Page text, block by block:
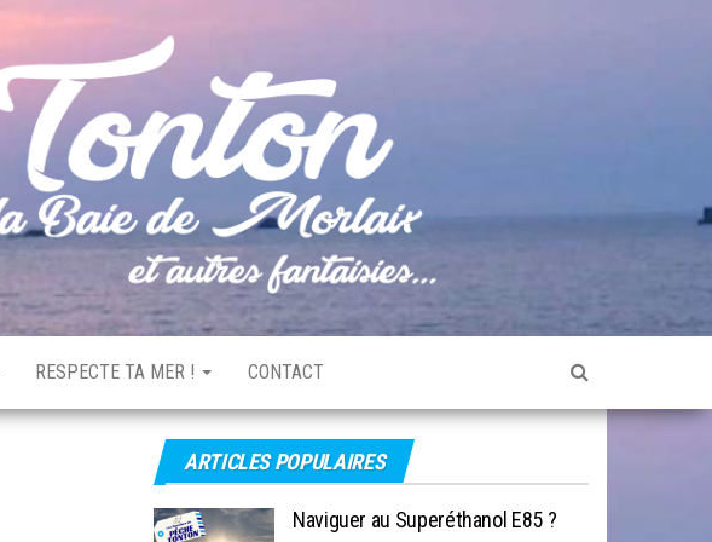
RESPECTE TA MER ! CONTACT
ARTICLES POPULAIRES
Naviguer au Superéthanol E85 ?